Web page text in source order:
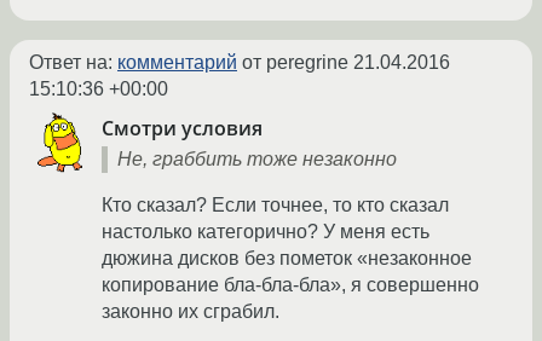
Ответ на: комментарий от peregrine 21.04.2016
15:10:36 +00:00
Смотри условия
Не, граббить тоже незаконно
Кто сказал? Если точнее, то кто сказал
настолько категорично? У меня есть
дюжина дисков без пометок «незаконное
копирование бла-бла-бла», я совершенно
законно их сграбил.